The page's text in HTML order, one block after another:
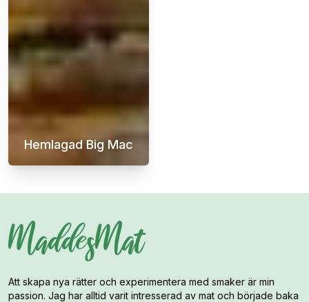
Hemlagad Big Mac
En hemmagjord Big Mac-hamburgare är
Att skapa nya rätter och experimentera med smaker är min
passion. Jag har alltid varit intresserad av mat och började baka